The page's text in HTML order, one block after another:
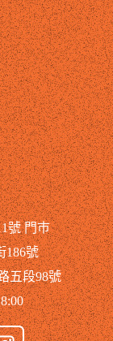
號 門巿
186號
五段98號